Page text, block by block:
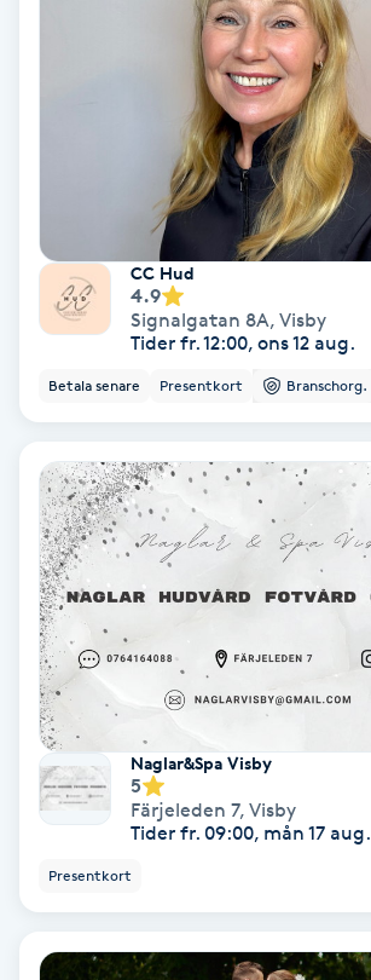
Huduppstramning
Hudvård
Hyaluronsyra
Hyperhidros
Hypnos
Hårborttagning
Hårbottenbehandling
Hårförlängning
Hårvård
Hälsa
Hälsprickor
Idrottsmassage
CC Hud
4.9
Signalgatan 8A, Visby
Tider fr. 12:00, ons 12 aug.
Betala senare Presentkort Branschorg.
Naglar&Spa Visby
5
Färjeleden 7, Visby
Tider fr. 09:00, mån 17 aug.
Presentkort